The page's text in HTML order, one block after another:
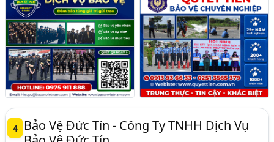
4
Bảo Vệ Đức Tín - Công Ty TNHH Dịch Vụ